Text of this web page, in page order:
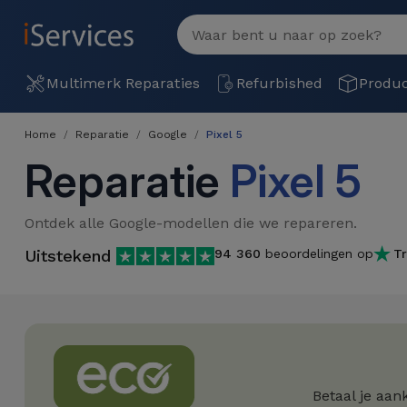
Multimerk Reparaties Refurbished
MENU
Multimerk
Per
defect
iPhone
iPad
Refurbished
iPhones
Refurbished
Producten
DJI
Kabels
Winkels
Inruil
Bekijk
Home Reparatie Google Pixel 5
Reparatie Pixel 5
Ontdek alle Google-modellen die we repareren.
Uitstekend 94 360 beoordelingen op
Betaal je